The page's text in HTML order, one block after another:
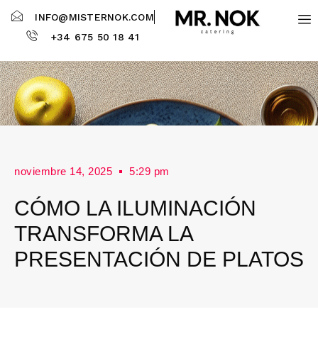
INFO@MISTERNOK.COM
+34 675 50 18 41
noviembre 14, 2025 5:29 pm
CÓMO LA ILUMINACIÓN
TRANSFORMA LA
PRESENTACIÓN DE PLATOS